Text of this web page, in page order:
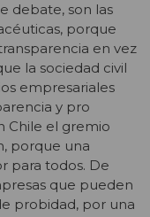
debate, son las
porque
en vez
la sociedad civil
empresariales
y pro
Chile el gremio
porque una
para todos. De
que pueden
probidad, por una